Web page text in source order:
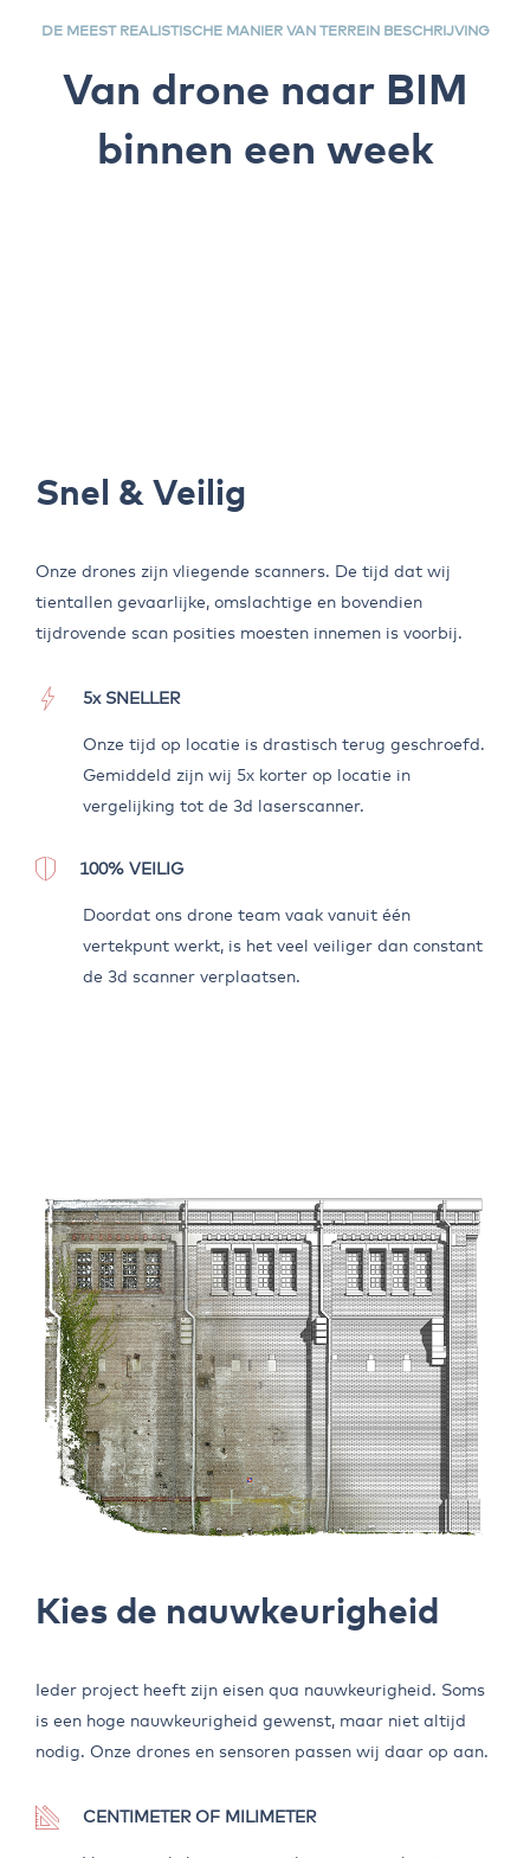
DE MEEST REALISTISCHE MANIER VAN TERREIN BESCHRIJVING
Van drone naar BIM
binnen een week
Snel & Veilig
Onze drones zijn vliegende scanners. De tijd dat wij
tientallen gevaarlijke, omslachtige en bovendien
tijdrovende scan posities moesten innemen is voorbij.
5x SNELLER
Onze tijd op locatie is drastisch terug geschroefd.
Gemiddeld zijn wij 5x korter op locatie in
vergelijking tot de 3d laserscanner.
100% VEILIG
Doordat ons drone team vaak vanuit één
vertekpunt werkt, is het veel veiliger dan constant
de 3d scanner verplaatsen.
Kies de nauwkeurigheid
Ieder project heeft zijn eisen qua nauwkeurigheid. Soms
is een hoge nauwkeurigheid gewenst, maar niet altijd
nodig. Onze drones en sensoren passen wij daar op aan.
CENTIMETER OF MILIMETER